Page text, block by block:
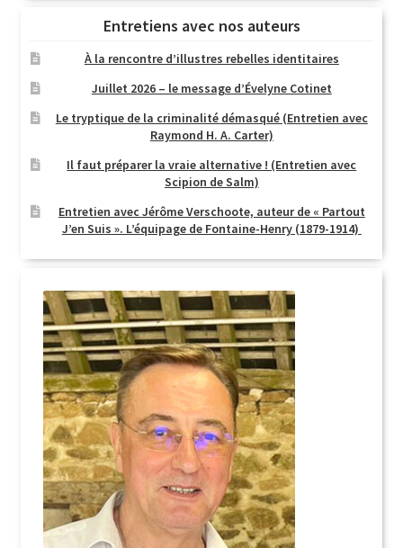
Entretiens avec nos auteurs
À la rencontre d’illustres rebelles identitaires
Juillet 2026 – le message d’Évelyne Cotinet
Le tryptique de la criminalité démasqué (Entretien avec
Raymond H. A. Carter)
Il faut préparer la vraie alternative ! (Entretien avec
Scipion de Salm)
Entretien avec Jérôme Verschoote, auteur de « Partout
J’en Suis ». L’équipage de Fontaine-Henry (1879-1914)